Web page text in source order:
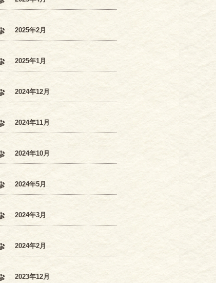
2025年2月
2025年1月
2024年12月
2024年11月
2024年10月
2024年5月
2024年3月
2024年2月
2023年12月